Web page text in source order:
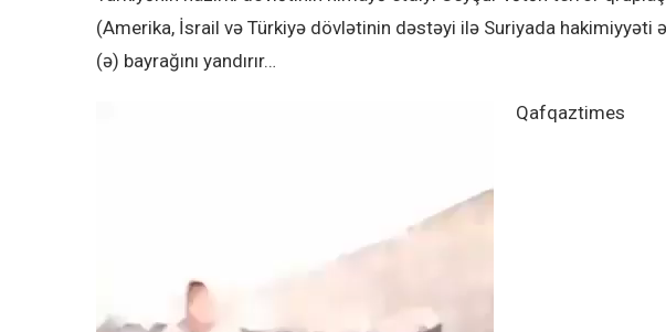
(Amerika, İsrail və Türkiyə dövlətinin dəstəyi ilə Suriyada hakimiyyəti
(ə) bayrağını yandırır…
Qafqaztimes